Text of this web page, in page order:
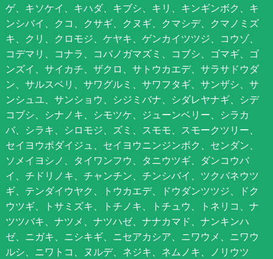
ゲ、キソケイ、キハダ、キブシ、キリ、キンギンボク、キ
ンシバイ、クコ、クサギ、クヌギ、クマシデ、クマノミズ
キ、クリ、クロモジ、ケヤキ、ゲンカイツツジ、コウゾ、
コデマリ、コナラ、コバノガマズミ、コブシ、ゴマギ、ゴ
ンズイ、サイカチ、ザクロ、サトウカエデ、サラサドウダ
ン、サルスベリ、サワグルミ、サワフタギ、サンザシ、サ
ンシュユ、サンショウ、シジミバナ、シダレヤナギ、シデ
コブシ、シナノキ、シモツケ、ジューンベリー、シラカ
バ、シラキ、シロモジ、ズミ、スモモ、スモークツリー、
セイヨウボダイジュ、セイヨウニンジンボク、センダン、
ソメイヨシノ、タイワンフウ、タニウツギ、ダンコウバ
イ、チドリノキ、チャンチン、チンシバイ、ツクバネウツ
ギ、テンダイウヤク、トウカエデ、ドウダンツツジ、ドク
ウツギ、トサミズキ、トチノキ、トチュウ、トネリコ、ナ
ツツバキ、ナツメ、ナツハゼ、ナナカマド、ナンキンハ
ゼ、ニガキ、ニシキギ、ニセアカシア、ニワウメ、ニワウ
ルシ、ニワトコ、ヌルデ、ネジキ、ネムノキ、ノリウツ